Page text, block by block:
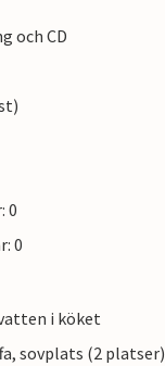
och CD
0
0
i köket
sovplats (2 platser)